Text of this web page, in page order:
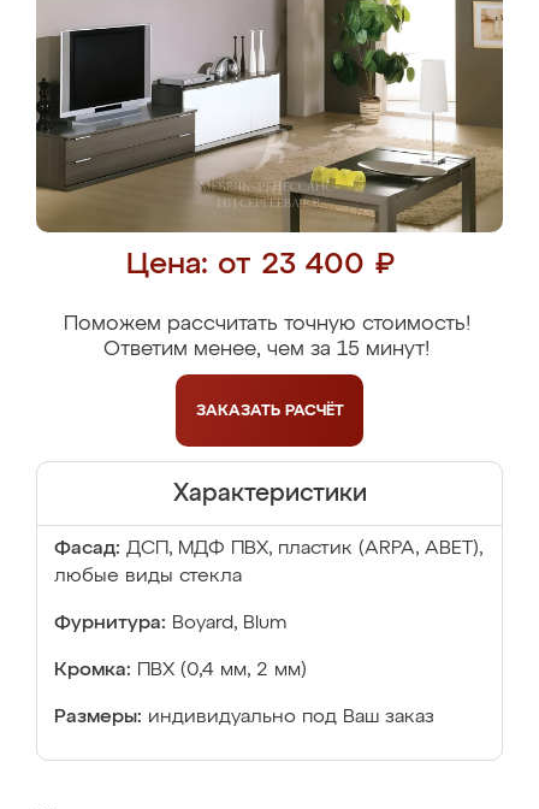
Цена: от 23 400 ₽
Поможем рассчитать точную стоимость!
Ответим менее, чем за 15 минут!
ЗАКАЗАТЬ РАСЧЁТ
Характеристики
Фасад: ДСП, МДФ ПВХ, пластик (ARPA, ABET),
любые виды стекла
Фурнитура: Boyard, Blum
Кромка: ПВХ (0,4 мм, 2 мм)
Размеры: индивидуально под Ваш заказ